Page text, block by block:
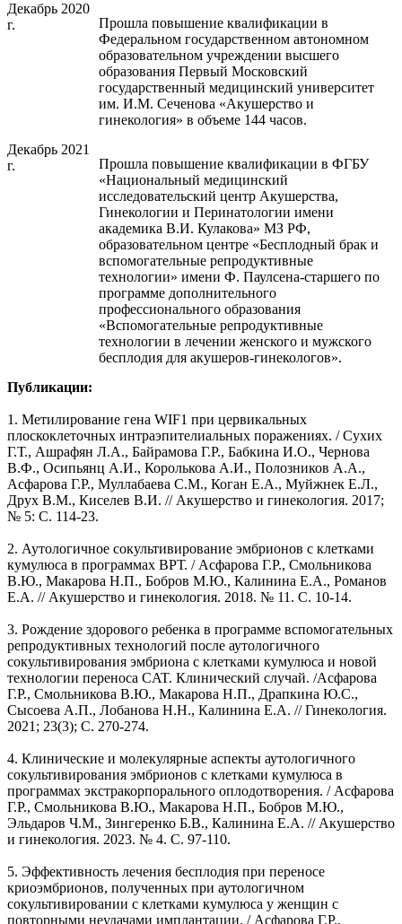
Декабрь 2020
г.
Прошла повышение квалификации в
Федеральном государственном автономном
образовательном учреждении высшего
образования Первый Московский
государственный медицинский университет
им. И.М. Сеченова «Акушерство и
гинекология» в объеме 144 часов.
Декабрь 2021
г.
Прошла повышение квалификации в ФГБУ
«Национальный медицинский
исследовательский центр Акушерства,
Гинекологии и Перинатологии имени
академика В.И. Кулакова» МЗ РФ,
образовательном центре «Бесплодный брак и
вспомогательные репродуктивные
технологии» имени Ф. Паулсена-старшего по
программе дополнительного
профессионального образования
«Вспомогательные репродуктивные
технологии в лечении женского и мужского
бесплодия для акушеров-гинекологов».
Публикации:
1. Метилирование гена WIF1 при цервикальных
плоскоклеточных интраэпителиальных поражениях. / Cухих
Г.Т., Ашрафян Л.А., Байрамова Г.Р., Бабкина И.О., Чернова
В.Ф., Осипьянц А.И., Королькова А.И., Полозников А.А.,
Асфарова Г.Р., Муллабаева С.М., Коган Е.А., Муйжнек Е.Л.,
Друх В.М., Киселев В.И. // Акушерство и гинекология. 2017;
№ 5: C. 114-23.
2. Аутологичное сокультивирование эмбрионов с клетками
кумулюса в программах ВРТ. / Асфарова Г.Р., Смольникова
В.Ю., Макарова Н.П., Бобров М.Ю., Калинина Е.А., Романов
Е.А. // Акушерство и гинекология. 2018. № 11. С. 10-14.
3. Рождение здорового ребенка в программе вспомогательных
репродуктивных технологий после аутологичного
сокультивирования эмбриона с клетками кумулюса и новой
технологии переноса CAT. Клинический случай. /Асфарова
Г.Р., Смольникова В.Ю., Макарова Н.П., Драпкина Ю.С.,
Сысоева А.П., Лобанова Н.Н., Калинина Е.А. // Гинекология.
2021; 23(3); С. 270-274.
4. Клинические и молекулярные аспекты аутологичного
сокультивирования эмбрионов с клетками кумулюса в
программах экстракорпорального оплодотворения. / Асфарова
Г.Р., Смольникова В.Ю., Макарова Н.П., Бобров М.Ю.,
Эльдаров Ч.М., Зингеренко Б.В., Калинина Е.А. // Акушерство
и гинекология. 2023. № 4. С. 97-110.
5. Эффективность лечения бесплодия при переносе
криоэмбрионов, полученных при аутологичном
сокультивировании с клетками кумулюса у женщин с
повторными неудачами имплантации. / Асфарова Г.Р.,